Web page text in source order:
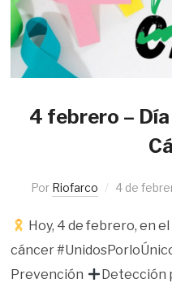
4 febrero –
Por Riofarco 4 de
Hoy, 4 de febrero, en
cáncer
Prevención
Detección